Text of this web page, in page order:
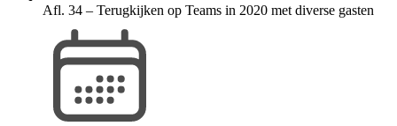
Afl. 34 – Terugkijken op Teams in 2020 met diverse gasten